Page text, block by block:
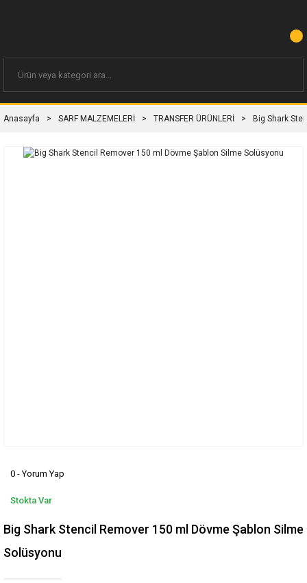
Anasayfa SARF MALZEMELERİ TRANSFER ÜRÜNLERİ Big Shark
0 - Yorum Yap
Stokta Var
Big Shark Stencil Remover 150 ml Dövme Şablon Silme
Solüsyonu